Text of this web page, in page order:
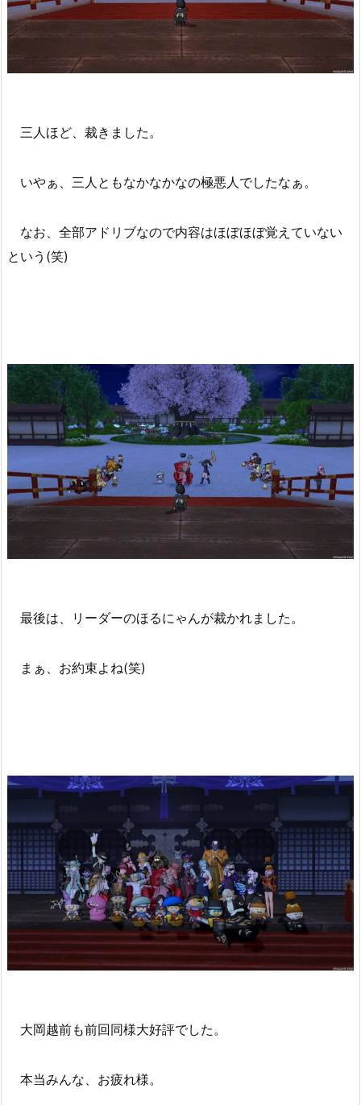
三人ほど、裁きました。
いやぁ、三人ともなかなかなの極悪人でしたなぁ。
なお、全部アドリブなので内容はほぼほぼ覚えていない
という(笑)
最後は、リーダーのほるにゃんが裁かれました。
まぁ、お約束よね(笑)
大岡越前も前回同様大好評でした。
本当みんな、お疲れ様。